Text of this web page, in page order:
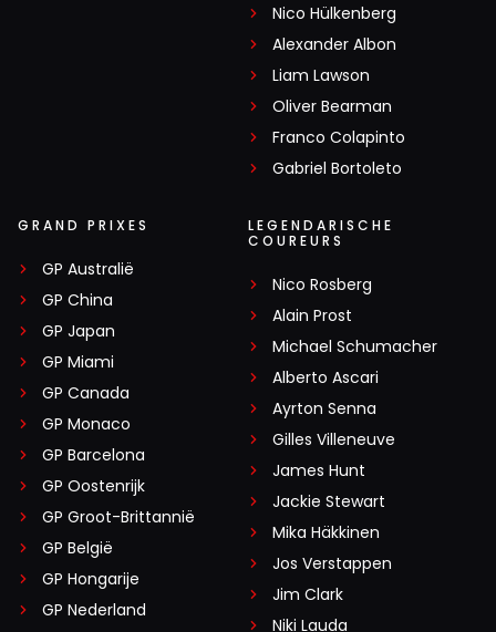
Nico Hülkenberg
Alexander Albon
Liam Lawson
Oliver Bearman
Franco Colapinto
Gabriel Bortoleto
GRAND PRIXES
GP Australië
GP China
GP Japan
GP Miami
GP Canada
GP Monaco
GP Barcelona
GP Oostenrijk
GP Groot-Brittannië
GP België
GP Hongarije
GP Nederland
LEGENDARISCHE
COUREURS
Nico Rosberg
Alain Prost
Michael Schumacher
Alberto Ascari
Ayrton Senna
Gilles Villeneuve
James Hunt
Jackie Stewart
Mika Häkkinen
Jos Verstappen
Jim Clark
Niki Lauda